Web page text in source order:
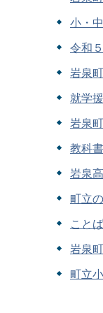
小・
令和
岩泉
就学
岩泉
教科
岩泉
町立
こと
岩泉
町立